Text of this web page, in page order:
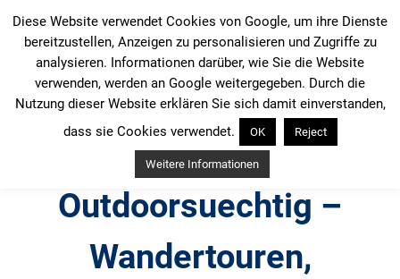
Inhalt
springen
Outdoorsuechtig –
Wandertouren,
Diese Website verwendet Cookies von Google, um ihre Dienste
bereitzustellen, Anzeigen zu personalisieren und Zugriffe zu
analysieren. Informationen darüber, wie Sie die Website
verwenden, werden an Google weitergegeben. Durch die
Nutzung dieser Website erklären Sie sich damit einverstanden,
dass sie Cookies verwendet.
OK Reject
Weitere Informationen